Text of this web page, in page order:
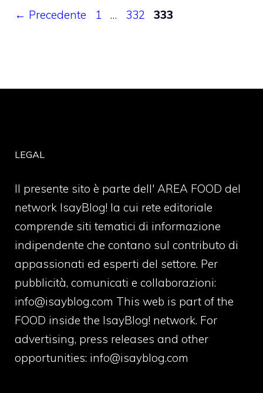
← Precedente Pagina
1 … Pagina
332 Pagina
333
LEGAL
Il presente sito è parte dell' AREA FOOD del
network IsayBlog! la cui rete editoriale
comprende siti tematici di informazione
indipendente che contano sul contributo di
appassionati ed esperti del settore. Per
pubblicità, comunicati e collaborazioni:
info@isayblog.com This web is part of the
FOOD inside the IsayBlog! network. For
advertising, press releases and other
opportunities: info@isayblog.com